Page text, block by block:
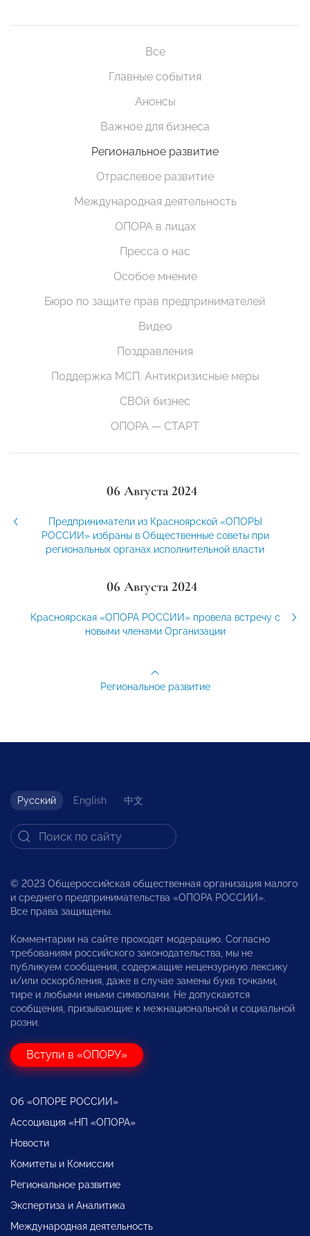
Все
Главные события
Анонсы
Важное для бизнеса
Региональное развитие
Отраслевое развитие
Международная деятельность
ОПОРА в лицах
Пресса о нас
Особое мнение
Бюро по защите прав предпринимателей
Видео
Поздравления
Поддержка МСП. Антикризисные меры
СВОй бизнес
ОПОРА — СТАРТ
06 Августа 2024
Предприниматели из Красноярской «ОПОРЫ
РОССИИ» избраны в Общественные советы при
региональных органах исполнительной власти
06 Августа 2024
Красноярская «ОПОРА РОССИИ» провела встречу с
новыми членами Организации
Региональное развитие
Русский English 中文
© 2023 Общероссийская общественная организация малого
и среднего предпринимательства «ОПОРА РОССИИ».
Все права защищены.
Комментарии на сайте проходят модерацию. Согласно
требованиям российского законодательства, мы не
публикуем сообщения, содержащие нецензурную лексику
и/или оскорбления, даже в случае замены букв точками,
тире и любыми иными символами. Не допускаются
сообщения, призывающие к межнациональной и социальной
розни.
Вступи в «ОПОРУ»
Об «ОПОРЕ РОССИИ»
Ассоциация «НП «ОПОРА»
Новости
Комитеты и Комиссии
Региональное развитие
Экспертиза и Аналитика
Международная деятельность